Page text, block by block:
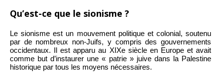
Qu’est-ce que le sionisme ?
Le sionisme est un mouvement politique et colonial, soutenu
par de nombreux non-Juifs, y compris des gouvernements
occidentaux. Il est apparu au XIXe siècle en Europe et avait
comme but d’instaurer une « patrie » juive dans la Palestine
historique par tous les moyens nécessaires.